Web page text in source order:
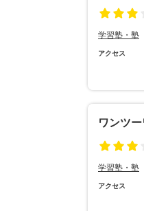
学習塾・塾
アクセス
ワンツ
学習塾・塾
アクセス